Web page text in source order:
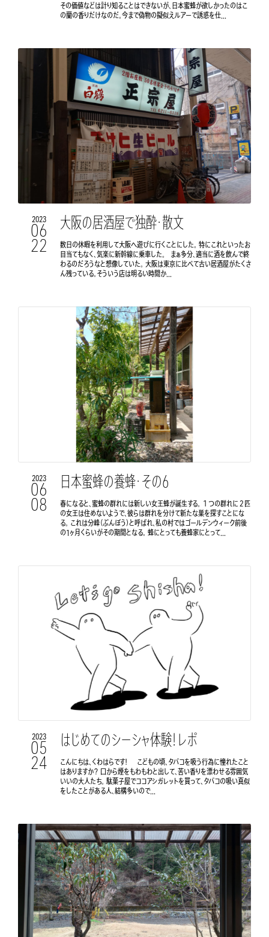
その価値などは計り知ることはできないが、日本蜜蜂が欲しかったのはこ
の蘭の香りだけなのだ。今まで偽物の擬似えルアーで誘惑を仕...
2023
06
22
大阪の居酒屋で独酔・散文
数日の休暇を利用して大阪へ遊びに行くことにした。 特にこれといったお
目当てもなく、気楽に新幹線に乗車した。 まぁ多分、適当に酒を飲んで終
わるのだろうなと想像していた。 大阪は東京に比べて古い居酒屋がたくさ
ん残っている。そういう店は明るい時間か...
2023
06
08
日本蜜蜂の養蜂・その6
春になると、蜜蜂の群れには新しい女王蜂が誕生する。 １つの群れに２匹
の女王は住めないようで、彼らは群れを分けて新たな巣を探すことにな
る。 これは分峰（ぶんぽう）と呼ばれ、私の村ではゴールデンウィーク前後
の1ヶ月くらいがその期間となる。 蜂にとっても養蜂家にとって...
2023
05
24
はじめてのシーシャ体験！レポ
こんにちは、くわはらです！ こどもの頃、タバコを吸う行為に憧れたこと
はありますか？ 口から煙をもわもわと出して、苦い香りを漂わせる雰囲気
いいの大人たち。 駄菓子屋でココアシガレットを買って、タバコの吸い真似
をしたことがある人、結構多いので...